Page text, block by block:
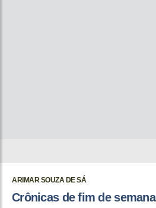
ARIMAR SOUZA DE SÁ
Crônicas de fim de semana